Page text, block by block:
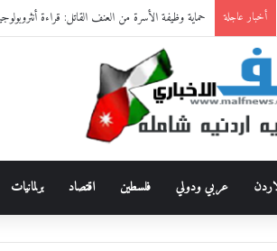
أخبار عاجلة الضمان الاجتماعي: تنفيذ خدمة “أنت تسأل
عربي ودولي فلسطين اقتصاد برلمانيات